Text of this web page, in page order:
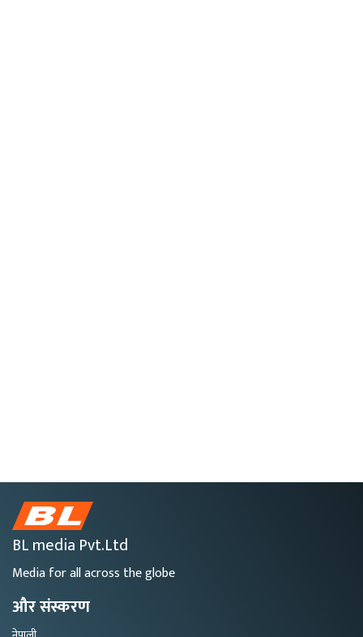
BL media Pvt.Ltd
Media for all across the globe
और संस्करण